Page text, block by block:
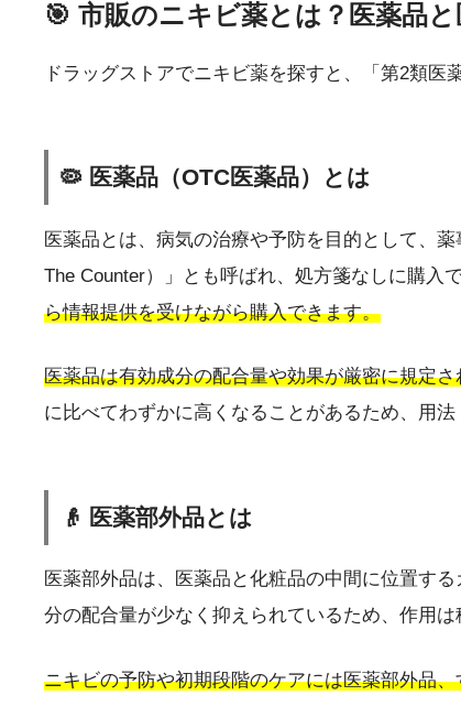
🎯 市販のニキビ薬とは？医薬品
ドラッグストアでニキビ薬を探すと、「第2類
🦠 医薬品（OTC医薬品）とは
医薬品とは、病気の治療や予防を目的として、
The Counter）」とも呼ばれ、処方箋なしに購入で
ら情報提供を受けながら購入できます。
医薬品は有効成分の配合量や効果が厳密に規定
に比べてわずかに高くなることがあるため、用法
👴 医薬部外品とは
医薬部外品は、医薬品と化粧品の中間に位置す
分の配合量が少なく抑えられているため、作用
ニキビの予防や初期段階のケアには医薬部外品